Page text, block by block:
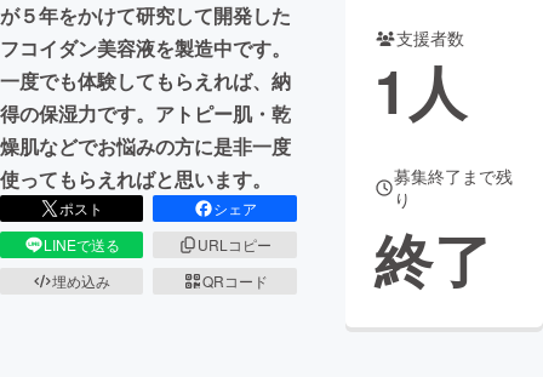
CAMPFIRE for Social Good
CAMPFIRE Creation
CAMPFIREふるさと納税machi-ya コミュニティ
が５年をかけて研究して開発した
フコイダン美容液を製造中です。
一度でも体験してもらえれば、納
得の保湿力です。アトピー肌・乾
燥肌などでお悩みの方に是非一度
使ってもらえればと思います。
ポスト
シェア
LINEで送る
URLコピー
埋め込み
QRコード
支援者数
1人
募集終了まで残
り
終了